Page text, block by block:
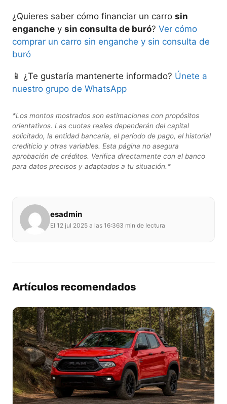
¿Quieres saber cómo financiar un carro sin
enganche y sin consulta de buró? Ver cómo
comprar un carro sin enganche y sin consulta de
buró
📱 ¿Te gustaría mantenerte informado? Únete a
nuestro grupo de WhatsApp
*Los montos mostrados son estimaciones con propósitos
orientativos. Las cuotas reales dependerán del capital
solicitado, la entidad bancaria, el período de pago, el historial
crediticio y otras variables. Esta página no asegura
aprobación de créditos. Verifica directamente con el banco
para datos precisos y adaptados a tu situación.*
esadmin
El 12 jul 2025 a las 16:363 min de lectura
Artículos recomendados